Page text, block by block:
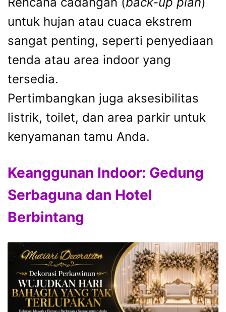
untuk hujan atau cuaca ekstrem
sangat penting, seperti penyediaan
tenda atau area indoor yang
tersedia.
Pertimbangkan juga aksesibilitas
listrik, toilet, dan area parkir untuk
kenyamanan tamu Anda.
Keanggunan Indoor: Gedung
Serbaguna dan Hotel
Berbintang